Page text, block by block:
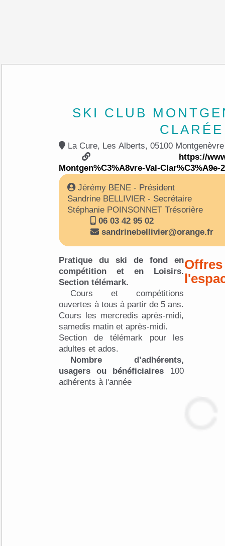
SKI CLUB
CLARÉE
https://
Montgen%C3%A8vre-Val-Clar%C3%A9e-
Jérémy BENE - Président
Sandrine BELLIVIER - Secrétaire
Stéphanie POINSONNET Trésorière
06 03 42 95 02
sandrinebellivier@orange.fr
Pratique du ski de fond en
compétition et en Loisirs.
Section télémark.
Cours et compétitions
ouvertes à tous à partir de 5 ans.
Cours les mercredis après-midi,
samedis matin et après-midi.
Section de télémark pour les
adultes et ados.
Nombre d’adhérents,
usagers ou bénéficiaires 100
adhérents à l'année